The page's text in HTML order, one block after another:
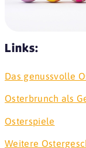
Links:
Das genussvolle
Osterbrunch als
Osterspiele
Weitere